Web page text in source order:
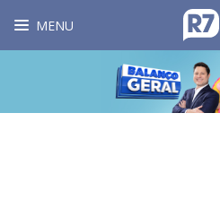
MENU